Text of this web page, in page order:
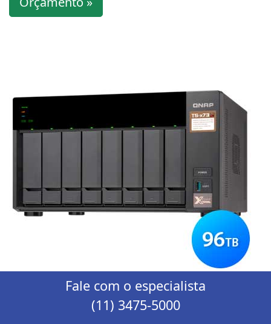
Fale com o especialista
(11) 3475-5000